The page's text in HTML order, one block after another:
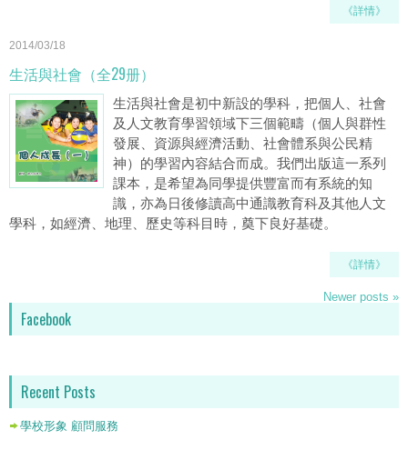
《詳情》
2014/03/18
生活與社會（全29册）
生活與社會是初中新設的學科，把個人、社會
及人文教育學習領域下三個範疇（個人與群性
發展、資源與經濟活動、社會體系與公民精
神）的學習內容結合而成。我們出版這一系列
課本，是希望為同學提供豐富而有系統的知
識，亦為日後修讀高中通識教育科及其他人文
學科，如經濟、地理、歷史等科目時，奠下良好基礎。
《詳情》
Newer posts »
Facebook
Recent Posts
學校形象 顧問服務